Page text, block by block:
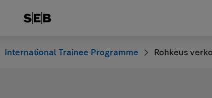
International Trainee Programme Rohkeus